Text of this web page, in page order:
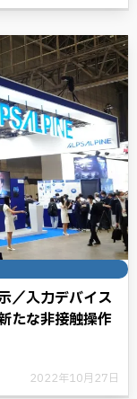
／入力デバイス
たな非接触操作
2022年10月27日